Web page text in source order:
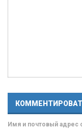
Имя и почтовый адрес